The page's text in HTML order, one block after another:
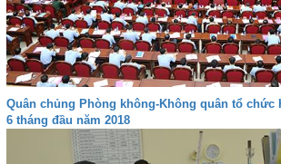
Quân chủng Phòng không-Không quân tổ chức
6 tháng đầu năm 2018